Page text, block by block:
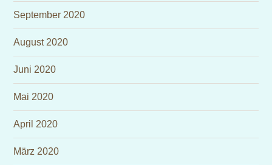
September 2020
August 2020
Juni 2020
Mai 2020
April 2020
März 2020